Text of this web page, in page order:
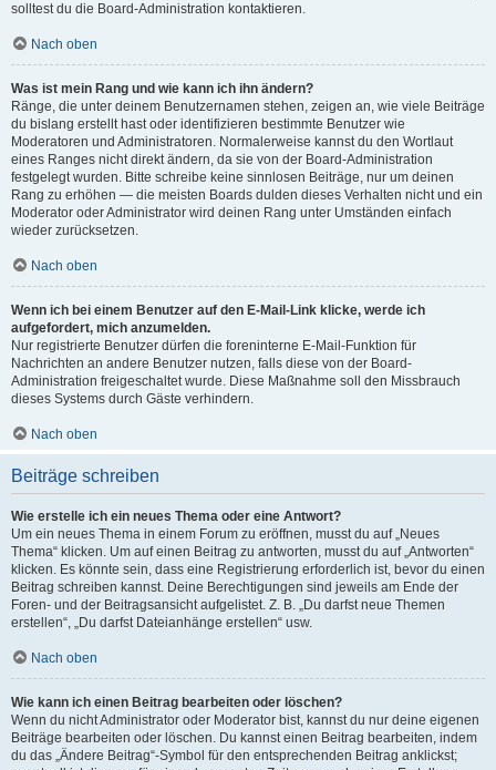
solltest du die Board-Administration kontaktieren.
Nach oben
Was ist mein Rang und wie kann ich ihn ändern?
Ränge, die unter deinem Benutzernamen stehen, zeigen an, wie viele Beiträge
du bislang erstellt hast oder identifizieren bestimmte Benutzer wie
Moderatoren und Administratoren. Normalerweise kannst du den Wortlaut
eines Ranges nicht direkt ändern, da sie von der Board-Administration
festgelegt wurden. Bitte schreibe keine sinnlosen Beiträge, nur um deinen
Rang zu erhöhen — die meisten Boards dulden dieses Verhalten nicht und ein
Moderator oder Administrator wird deinen Rang unter Umständen einfach
wieder zurücksetzen.
Nach oben
Wenn ich bei einem Benutzer auf den E-Mail-Link klicke, werde ich
aufgefordert, mich anzumelden.
Nur registrierte Benutzer dürfen die foreninterne E-Mail-Funktion für
Nachrichten an andere Benutzer nutzen, falls diese von der Board-
Administration freigeschaltet wurde. Diese Maßnahme soll den Missbrauch
dieses Systems durch Gäste verhindern.
Nach oben
Beiträge schreiben
Wie erstelle ich ein neues Thema oder eine Antwort?
Um ein neues Thema in einem Forum zu eröffnen, musst du auf „Neues
Thema“ klicken. Um auf einen Beitrag zu antworten, musst du auf „Antworten“
klicken. Es könnte sein, dass eine Registrierung erforderlich ist, bevor du einen
Beitrag schreiben kannst. Deine Berechtigungen sind jeweils am Ende der
Foren- und der Beitragsansicht aufgelistet. Z. B. „Du darfst neue Themen
erstellen“, „Du darfst Dateianhänge erstellen“ usw.
Nach oben
Wie kann ich einen Beitrag bearbeiten oder löschen?
Wenn du nicht Administrator oder Moderator bist, kannst du nur deine eigenen
Beiträge bearbeiten oder löschen. Du kannst einen Beitrag bearbeiten, indem
du das „Ändere Beitrag“-Symbol für den entsprechenden Beitrag anklickst;